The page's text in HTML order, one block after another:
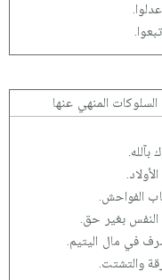
السلوكات المنهي عنها
بآلله.
الفواحش.
بغير حق.
في مال اليتيم.
والتشتت.